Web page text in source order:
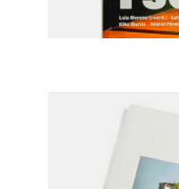
ÀMBIT
Àmbit